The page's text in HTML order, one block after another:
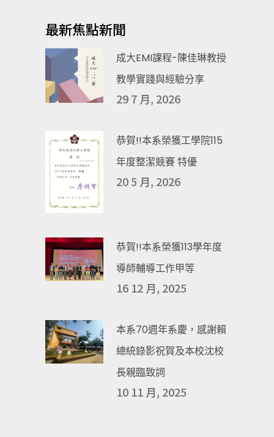
最新焦點新聞
成大EMI課程-陳佳琳教授
教學實踐與經驗分享
29 7 月, 2026
恭賀!!本系榮獲工學院115
年度整潔競賽 特優
20 5 月, 2026
恭賀!!本系榮獲113學年度
導師輔導工作甲等
16 12 月, 2025
本系70週年系慶，感謝賴
總統錄影祝賀及本校沈校
長親臨致詞
10 11 月, 2025